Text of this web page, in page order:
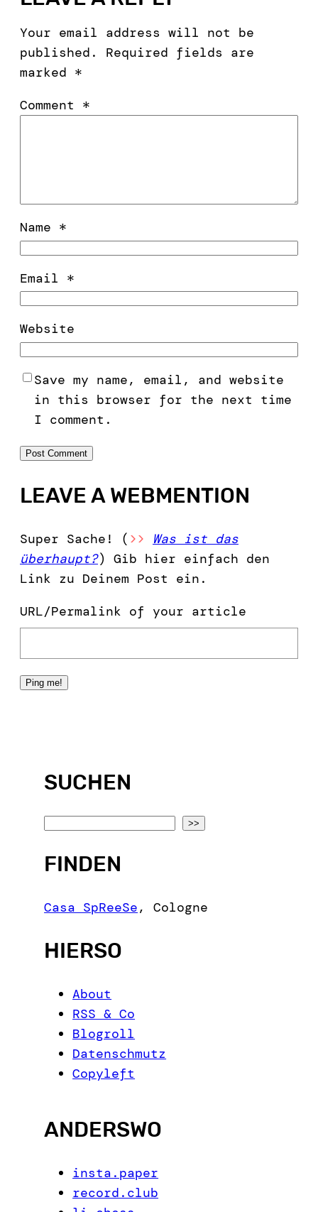
Your email address will not be
published.
Required fields are
marked *
Comment *
Name *
Email *
Website
Save my name, email, and website
in this browser for the next time
I comment.
LEAVE A WEBMENTION
Super Sache! ( >>
Was ist das
überhaupt?) Gib hier einfach den
Link zu Deinem Post ein.
URL/Permalink of your article
SUCHEN
a
c
>>
FINDEN
Casa SpReeSe,Cologne
HIERSO
About
RSS & Co
Blogroll
Datenschmutz
Copyleft
ANDERSWO
insta.paper
record.club